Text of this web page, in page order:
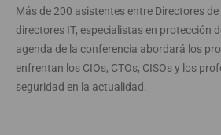
Más de 200 asistentes entre Directores
directores IT, especialistas en protección
agenda de la conferencia abordará los
enfrentan los CIOs, CTOs, CISOs y los
seguridad en la actualidad.